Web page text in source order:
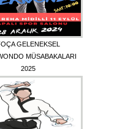
GELENEKSEL
MÜSABAKALARI
2025